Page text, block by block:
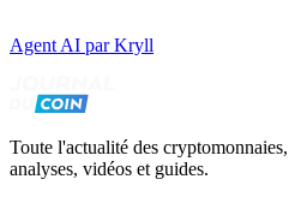
Agent AI par Kryll
Toute l'actualité des cryptomonnaies,
analyses, vidéos et guides.